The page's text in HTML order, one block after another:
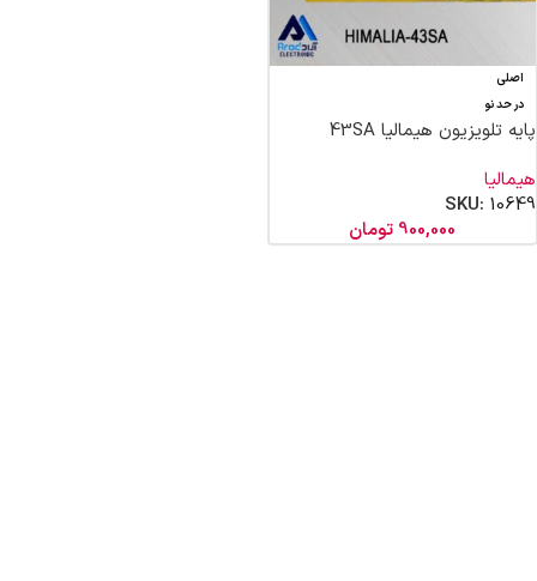
اصلی
در حد نو
پایه تلویزیون هیمالیا 43SA
هیمالیا
SKU: 10649
900,000 تومان